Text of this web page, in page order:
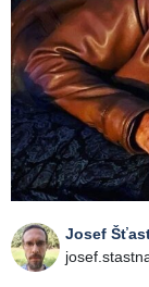
Josef